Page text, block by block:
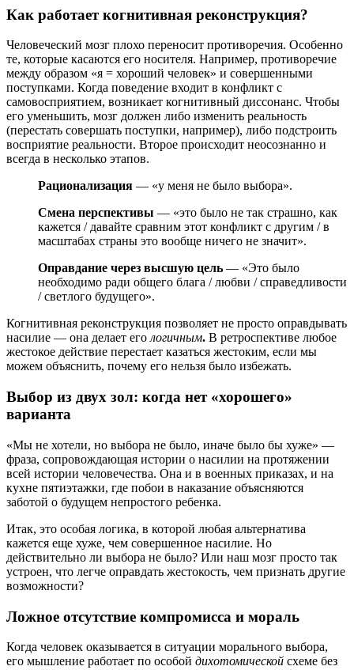
Как работает когнитивная реконструкция?
Человеческий мозг плохо переносит противоречия. Особенно
те, которые касаются его носителя. Например, противоречие
между образом «я = хороший человек» и совершенными
поступками. Когда поведение входит в конфликт с
самовосприятием, возникает когнитивный диссонанс. Чтобы
его уменьшить, мозг должен либо изменить реальность
(перестать совершать поступки, например), либо подстроить
восприятие реальности. Второе происходит неосознанно и
всегда в несколько этапов.
Рационализация — «у меня не было выбора».
Смена перспективы — «это было не так страшно, как
кажется / давайте сравним этот конфликт с другим / в
масштабах страны это вообще ничего не значит».
Оправдание через высшую цель — «Это было
необходимо ради общего блага / любви / справедливости
/ светлого будущего».
Когнитивная реконструкция позволяет не просто оправдывать
насилие — она делает егологичным. В ретроспективе любое
жестокое действие перестает казаться жестоким, если мы
можем объяснить, почему его нельзя было избежать.
Выбор из двух зол: когда нет «хорошего»
варианта
«Мы не хотели, но выбора не было, иначе было бы хуже» —
фраза, сопровождающая истории о насилии на протяжении
всей истории человечества. Она и в военных приказах, и на
кухне пятиэтажки, где побои в наказание объясняются
заботой о будущем непростого ребенка.
Итак, это особая логика, в которой любая альтернатива
кажется еще хуже, чем совершенное насилие. Но
действительно ли выбора не было? Или наш мозг просто так
устроен, что легче оправдать жестокость, чем признать другие
возможности?
Ложное отсутствие компромисса и мораль
Когда человек оказывается в ситуации морального выбора,
его мышление работает по особой дихотомической схеме без